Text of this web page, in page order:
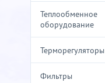
Теплообменное
оборудование
Терморегуляторы
Фильтры